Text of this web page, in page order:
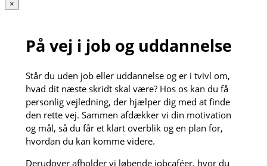
×
På vej i job og uddannelse
Står du uden job eller uddannelse og er i tvivl om,
hvad dit næste skridt skal være? Hos os kan du få
personlig vejledning, der hjælper dig med at finde
den rette vej. Sammen afdækker vi din motivation
og mål, så du får et klart overblik og en plan for,
hvordan du kan komme videre.
Derudover afholder vi løbende jobcaféer, hvor du